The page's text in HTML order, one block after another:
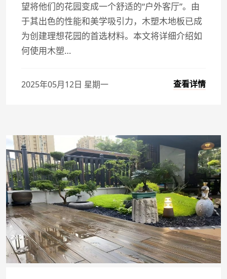
望将他们的花园变成一个舒适的“户外客厅”。由
于其出色的性能和美学吸引力，木塑木地板已成
为创建理想花园的首选材料。本文将详细介绍如
何使用木塑…
2025年05月12日 星期一 查看详情